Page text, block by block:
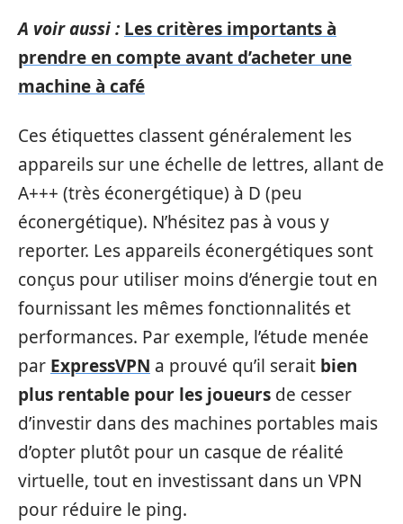
A voir aussi : Les critères importants à
prendre en compte avant d’acheter une
machine à café
Ces étiquettes classent généralement les
appareils sur une échelle de lettres, allant de
A+++ (très éconergétique) à D (peu
éconergétique). N’hésitez pas à vous y
reporter. Les appareils éconergétiques sont
conçus pour utiliser moins d’énergie tout en
fournissant les mêmes fonctionnalités et
performances. Par exemple, l’étude menée
par ExpressVPN a prouvé qu’il serait bien
plus rentable pour les joueurs de cesser
d’investir dans des machines portables mais
d’opter plutôt pour un casque de réalité
virtuelle, tout en investissant dans un VPN
pour réduire le ping.